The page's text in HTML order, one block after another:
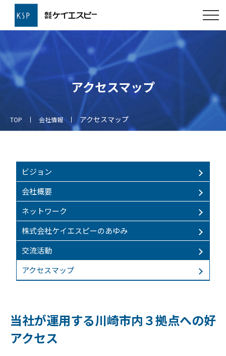
ジョ
ン
会
TOP 会社情報 アクセスマップ
アクセスマップ
ビジョン
会社概要
ネットワーク
株式会社ケイエスピーのあゆみ
交流活動
アクセスマップ
当社が運用する川崎市内３拠点への好
アクセス